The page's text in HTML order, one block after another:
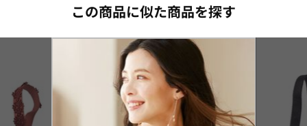
この商品に似た商品を探す